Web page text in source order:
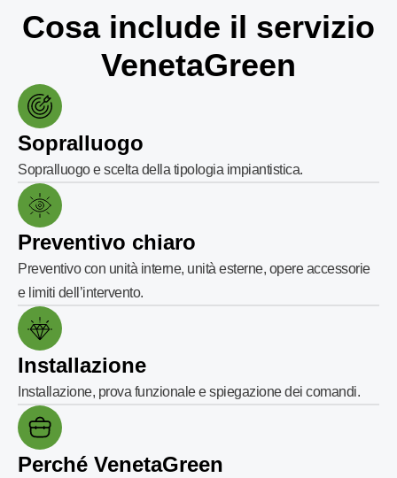
Cosa include il servizio
VenetaGreen
Sopralluogo
Sopralluogo e scelta della tipologia impiantistica.
Preventivo chiaro
Preventivo con unità interne, unità esterne, opere accessorie
e limiti dell’intervento.
Installazione
Installazione, prova funzionale e spiegazione dei comandi.
Perché VenetaGreen